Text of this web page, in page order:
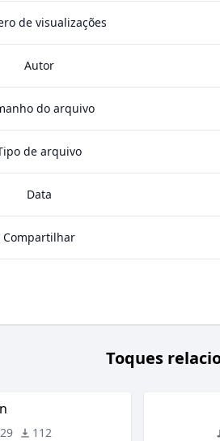
de visualizações
Autor
do arquivo
de arquivo
Data
Compartilhar
Toques
112